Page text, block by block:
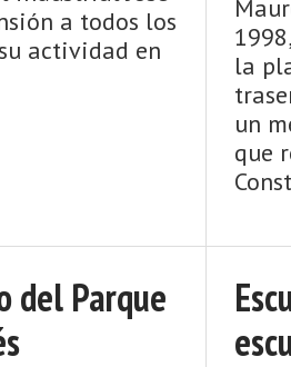
a todos los
actividad en
la
un
que
del Parque